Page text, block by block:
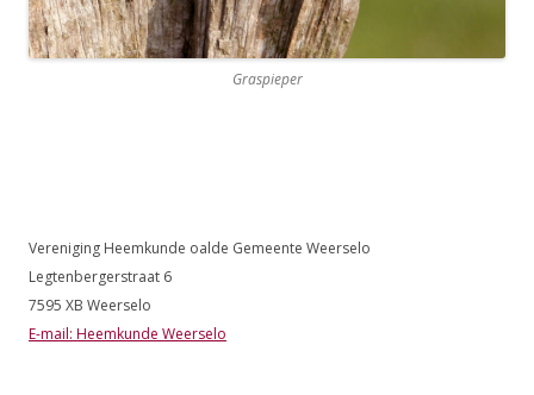
Graspieper
Vereniging Heemkunde oalde Gemeente Weerselo
Legtenbergerstraat 6
7595 XB Weerselo
E-mail: Heemkunde Weerselo